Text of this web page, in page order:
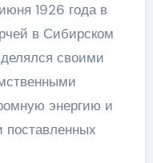
1926 года в
в Сибирском
своими
энергию и
поставленных